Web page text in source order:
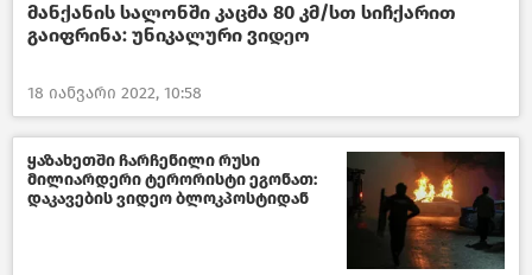
მანქანის სალონში კაცმა 80 კმ/სთ სიჩქარით
გაიფრინა: უნიკალური ვიდეო
18 იანვარი 2022, 10:58
ყაზახეთში ჩარჩენილი რუსი
მილიარდერი ტერორისტი ეგონათ:
დაკავების ვიდეო ბლოკპოსტიდან